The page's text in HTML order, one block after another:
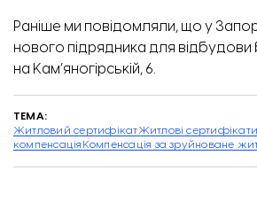
Раніше ми повідомляли, що у
нового підрядника для відбудови
на Кам’яногірській, 6.
ТЕМА:
Житловий сертифікатЖитлові сертифікати
компенсація Компенсація за зруйноване